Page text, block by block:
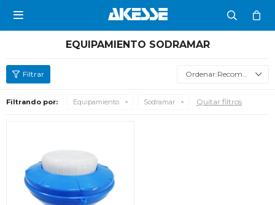

EQUIPAMIENTO SODRAMAR
Recomendados
Filtrando por: Equipamiento Sodramar Quitar filtros